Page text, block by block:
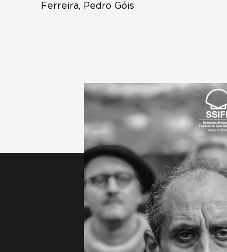
Ferreira, Pedro Góis